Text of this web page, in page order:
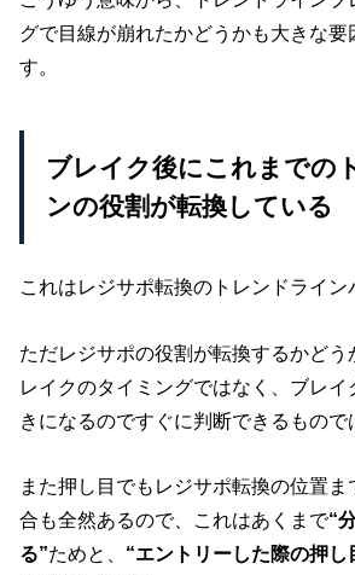
グで目線が崩れたかどうかも大きな要
す。
ブレイク後にこれまでの
ンの役割が転換している
これはレジサポ転換のトレンドライン
ただレジサポの役割が転換するかど
レイクのタイミングではなく、ブレイ
きになるのですぐに判断できるもので
また押し目でもレジサポ転換の位置
合も全然あるので、これはあくまで“
る”ためと、 “エントリーした際の押し